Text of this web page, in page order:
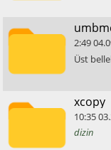
2:49
​Üst
​xcopy
10:35
dizin